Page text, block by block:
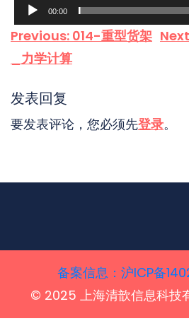
00:00
文
航
Previous: 014-重型货架
_力学计算
发表回复
要发表评论，您必须先登录。
备案信息‌：沪ICP备
© 2025 上海清歆信息科技